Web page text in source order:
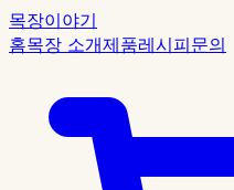
목장이야기
홈목장 소개제품레시피문의